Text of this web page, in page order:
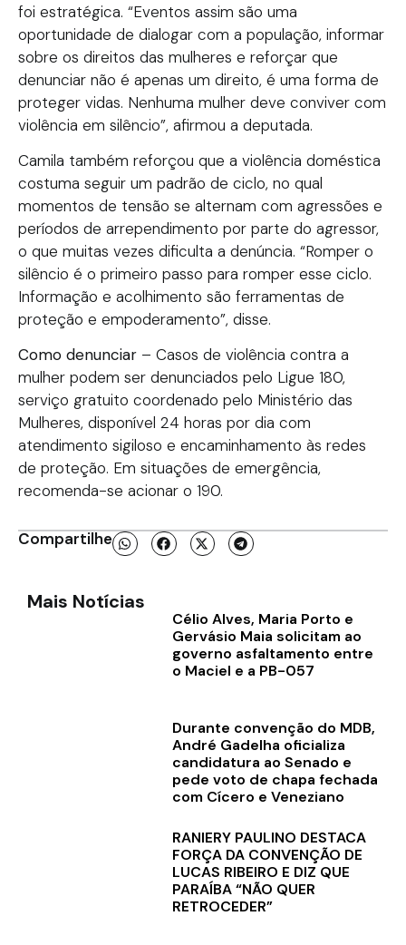
foi estratégica. “Eventos assim são uma
oportunidade de dialogar com a população, informar
sobre os direitos das mulheres e reforçar que
denunciar não é apenas um direito, é uma forma de
proteger vidas. Nenhuma mulher deve conviver com
violência em silêncio”, afirmou a deputada.
Camila também reforçou que a violência doméstica
costuma seguir um padrão de ciclo, no qual
momentos de tensão se alternam com agressões e
períodos de arrependimento por parte do agressor,
o que muitas vezes dificulta a denúncia. “Romper o
silêncio é o primeiro passo para romper esse ciclo.
Informação e acolhimento são ferramentas de
proteção e empoderamento”, disse.
Como denunciar – Casos de violência contra a
mulher podem ser denunciados pelo Ligue 180,
serviço gratuito coordenado pelo Ministério das
Mulheres, disponível 24 horas por dia com
atendimento sigiloso e encaminhamento às redes
de proteção. Em situações de emergência,
recomenda-se acionar o 190.
Compartilhe
Mais Notícias
Célio Alves, Maria Porto e
Gervásio Maia solicitam ao
governo asfaltamento entre
o Maciel e a PB-057
Durante convenção do MDB,
André Gadelha oficializa
candidatura ao Senado e
pede voto de chapa fechada
com Cícero e Veneziano
RANIERY PAULINO DESTACA
FORÇA DA CONVENÇÃO DE
LUCAS RIBEIRO E DIZ QUE
PARAÍBA “NÃO QUER
RETROCEDER”